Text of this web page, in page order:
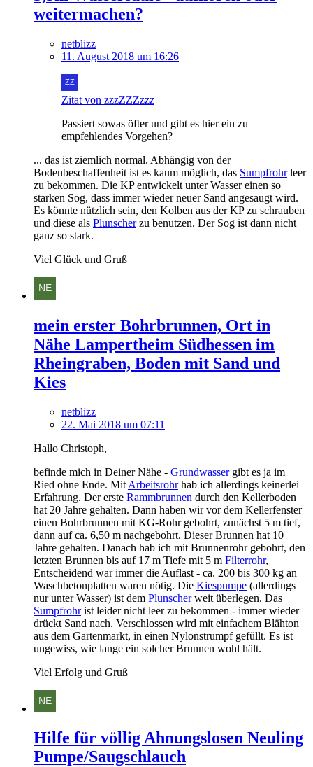
weitermachen?
netblizz
11. August 2018 um 16:26
Zitat von zzzZZZzzz
Passiert sowas öfter und gibt es hier ein zu
empfehlendes Vorgehen?
... das ist ziemlich normal. Abhängig von der
Bodenbeschaffenheit ist es kaum möglich, das Sumpfrohrleer
zu bekommen. Die KP entwickelt unter Wasser einen so
starken Sog, dass immer wieder neuer Sand angesaugt wird.
Es könnte nützlich sein, den Kolben aus der KP zu schrauben
und diese als Plunscherzu benutzen. Der Sog ist dann nicht
ganz so stark.
Viel Glück und Gruß
mein erster Bohrbrunnen, Ort in
Nähe Lampertheim Südhessen im
Rheingraben, Boden mit Sand und
Kies
netblizz
22. Mai 2018 um 07:11
Hallo Christoph,
befinde mich in Deiner Nähe - Grundwassergibt es ja im
Ried ohne Ende. Mit Arbeitsrohrhab ich allerdings keinerlei
Erfahrung. Der erste Rammbrunnen durch den Kellerboden
hat 20 Jahre gehalten. Dann haben wir vor dem Kellerfenster
einen Bohrbrunnen mit KG-Rohr gebohrt, zunächst 5 m tief,
dann auf ca. 6,50 m nachgebohrt. Dieser Brunnen hat 10
Jahre gehalten. Danach hab ich mit Brunnenrohr gebohrt, den
letzten Brunnen bis auf 17 m Tiefe mit 5 m Filterrohr,
Entscheidend war immer die Auflast - ca. 200 bis 300 kg an
Waschbetonplatten waren nötig. Die Kiespumpe (allerdings
nur unter Wasser) ist dem Plunscherweit überlegen. Das
Sumpfrohrist leider nicht leer zu bekommen - immer wieder
drückt Sand nach. Verschlossen wird mit einfachem Blähton
aus dem Gartenmarkt, in einen Nylonstrumpf gefüllt. Es ist
ungewiss, wie lange ein solcher Brunnen wohl hält.
Viel Erfolg und Gruß
Hilfe für völlig Ahnungslosen Neuling
Pumpe/Saugschlauch